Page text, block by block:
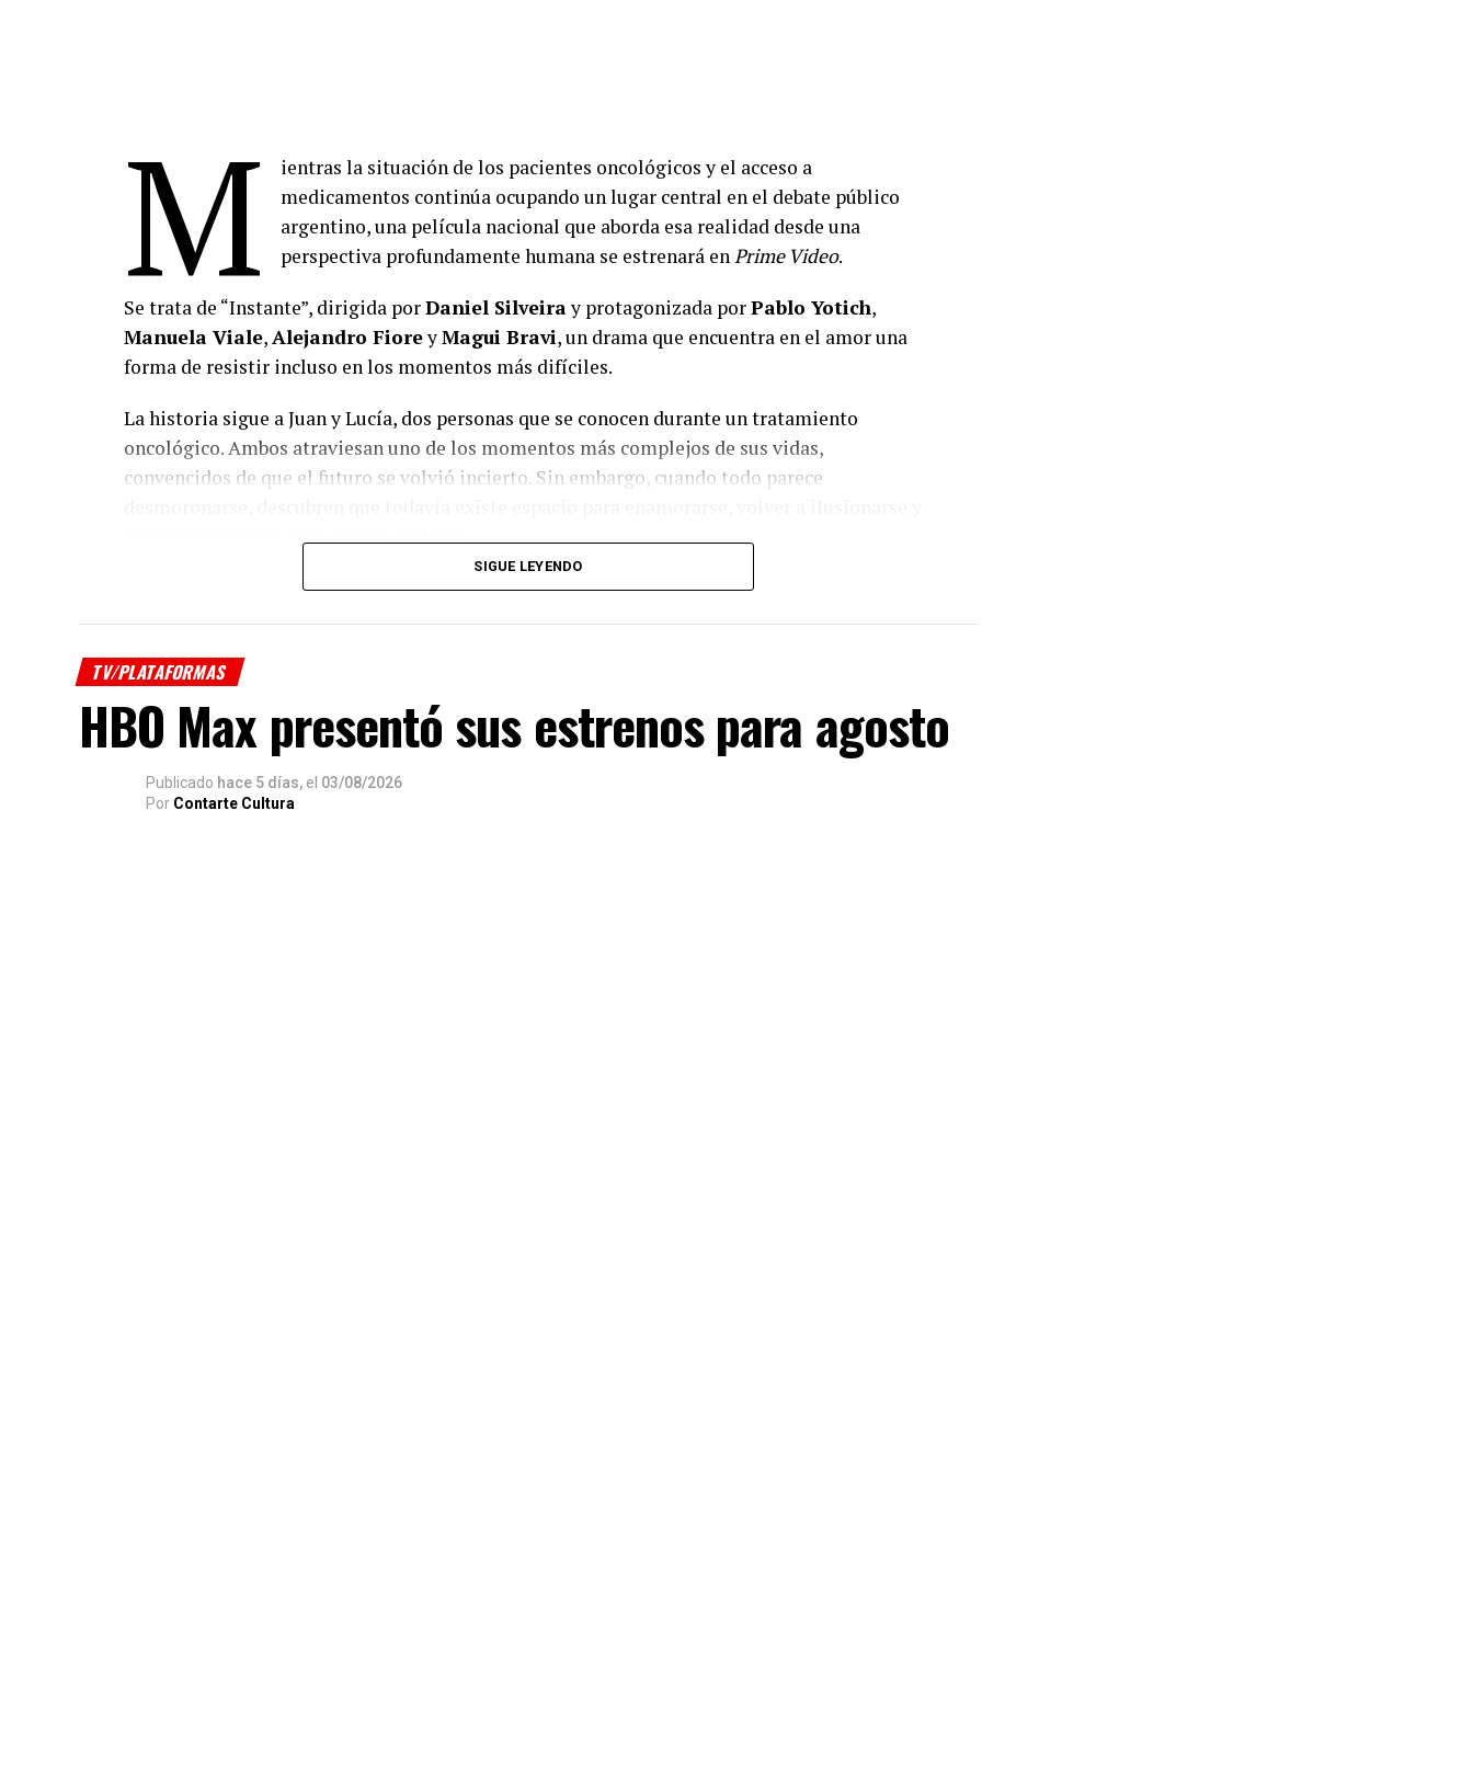
M
ientras la situación de los pacientes oncológicos y el acceso a
medicamentos continúa ocupando un lugar central en el debate público
argentino, una película nacional que aborda esa realidad desde una
perspectiva profundamente humana se estrenará enPrime Video.
Se trata de “Instante”, dirigida porDaniel Silveiray protagonizada porPablo Yotich,
Manuela Viale,Alejandro FioreyMagui Bravi, un drama que encuentra en el amor una
forma de resistir incluso en los momentos más difíciles.
La historia sigue a Juan y Lucía, dos personas que se conocen durante un tratamiento
oncológico. Ambos atraviesan uno de los momentos más complejos de sus vidas,
convencidos de que el futuro se volvió incierto. Sin embargo, cuando todo parece
encontrar motivos para seguir adelante.
En paralelo, la película acompaña la historia de Cecilia, una terapeuta que intenta sostener
emocionalmente a quienes la rodean mientras enfrenta sus propios conflictos, y Ferraro, un
cambiarán su vida para siempre. Cuatro historias que terminan cruzándose para recordar
que, incluso en medio del dolor, siempre puede aparecer un instante capaz de cambiarlo
todo.
Sin plantear un discurso político, “Instante” propone una mirada íntima sobre una realidad
que hoy vuelve a estar en agenda. La película invita a reflexionar sobre el impacto humano de
SIGUE LEYENDO
TV/PLATAFORMAS
HBO Max presentó sus estrenos para agosto
Publicado hace 5 días, el 03/08/2026
Por Contarte Cultura